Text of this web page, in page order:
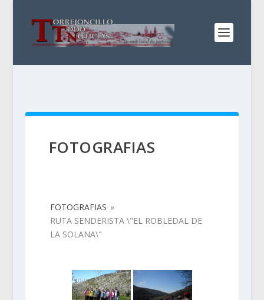
FOTOGRAFIAS
FOTOGRAFIAS »
RUTA SENDERISTA \"EL ROBLEDAL DE
LA SOLANA\"